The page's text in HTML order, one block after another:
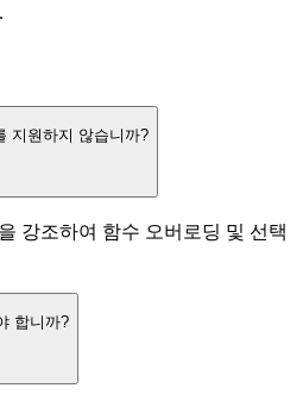
지원하지 않습니까?
강조하여 함수 오버로딩 및 선택
합니까?